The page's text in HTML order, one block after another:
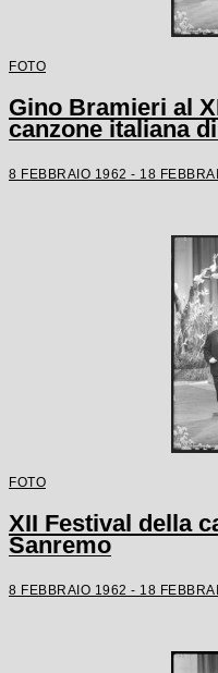
FOTO
Gino Bramieri al
canzone italiana
8 FEBBRAIO 1962 - 18
FOTO
XII Festival della
Sanremo
8 FEBBRAIO 1962 - 18